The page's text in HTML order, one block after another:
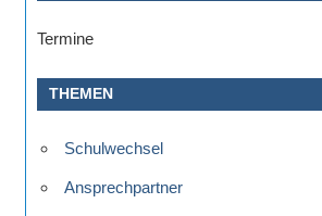
Termine
THEMEN
Schulwechsel
Ansprechpartner